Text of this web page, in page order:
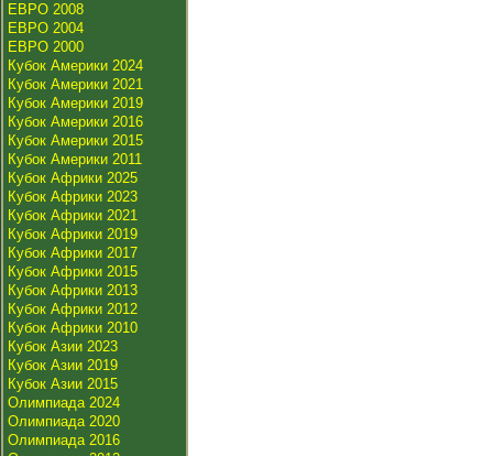
ЕВРО 2008
ЕВРО 2004
ЕВРО 2000
Кубок Америки 2024
Кубок Америки 2021
Кубок Америки 2019
Кубок Америки 2016
Кубок Америки 2015
Кубок Америки 2011
Кубок Африки 2025
Кубок Африки 2023
Кубок Африки 2021
Кубок Африки 2019
Кубок Африки 2017
Кубок Африки 2015
Кубок Африки 2013
Кубок Африки 2012
Кубок Африки 2010
Кубок Азии 2023
Кубок Азии 2019
Кубок Азии 2015
Олимпиада 2024
Олимпиада 2020
Олимпиада 2016